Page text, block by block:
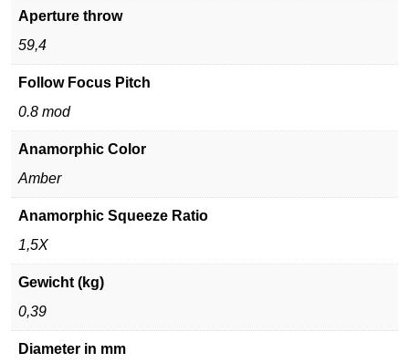
Aperture throw
59,4
Follow Focus Pitch
0.8 mod
Anamorphic Color
Amber
Anamorphic Squeeze Ratio
1,5X
Gewicht (kg)
0,39
Diameter in mm